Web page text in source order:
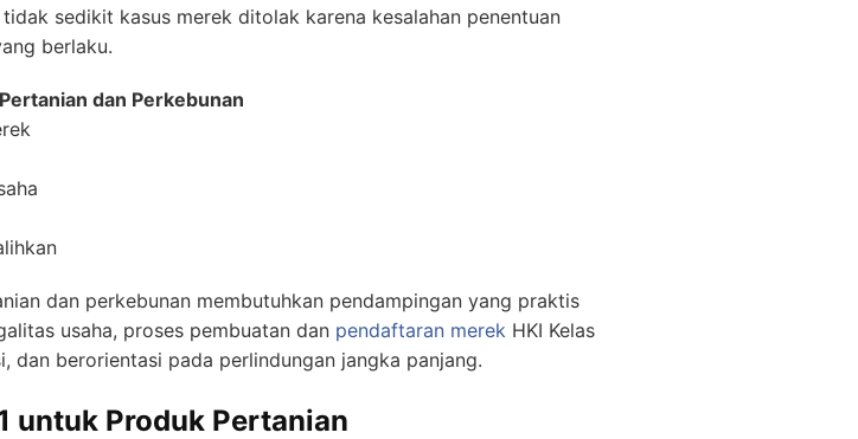
sedikit kasus merek ditolak karena kesalahan penentuan
berlaku.
dan Perkebunan
dan perkebunan membutuhkan pendampingan yang praktis
usaha, proses pembuatan dan pendaftaran merek HKI Kelas
dan berorientasi pada perlindungan jangka panjang.
untuk Produk Pertanian